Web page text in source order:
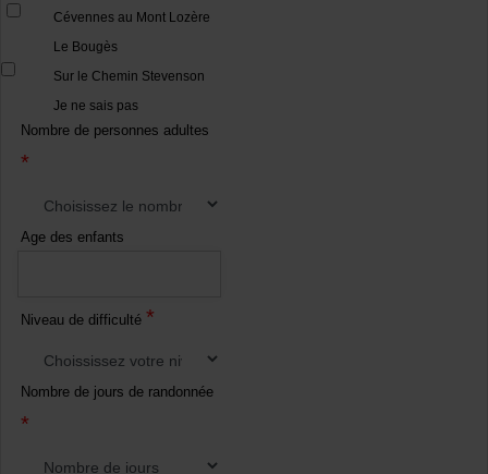
Cévennes au Mont Lozère
Le Bougès
Sur le Chemin Stevenson
Je ne sais pas
Nombre de personnes adultes
*
Age des enfants
Niveau de difficulté *
Nombre de jours de randonnée
*